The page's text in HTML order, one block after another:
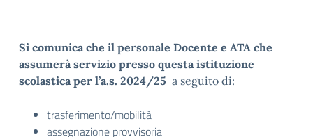
Si comunica che il personale Docente e ATA che
assumerà servizio presso questa istituzione
scolastica per l’a.s. 2024/25 a seguito di:
trasferimento/mobilità
assegnazione provvisoria